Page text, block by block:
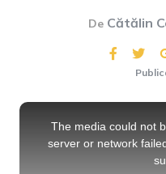
De Cătălin
This
The media could not
server or network